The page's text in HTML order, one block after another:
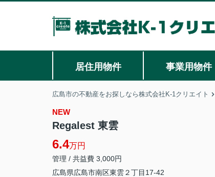
居住用物件 事業用物件
広島市の不動産をお探しなら株式会社K-1クリエイト
NEW
Regalest 東雲
6.4万円
管理 / 共益費 3,000円
広島県広島市南区東雲２丁目17-42